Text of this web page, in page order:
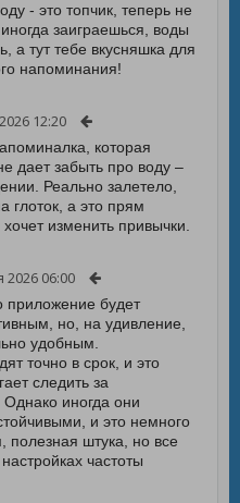
- это топчик, теперь не
заиграешься, воды
а тут тебе вкусняшка для
напоминания!
12:20
которая
дает забыть про воду –
Реально залетело,
глоток, а это прям
изменить привычки.
2026 06:00
приложение будет
но, на удивление,
удобным.
точно в срок, и это
следить за
иногда они
и это немного
полезная штука, но все
частоты